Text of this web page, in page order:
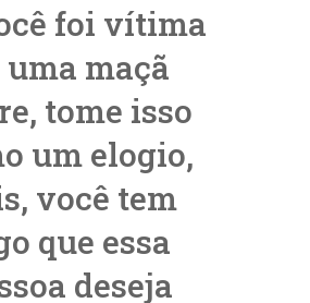
foi vítima
uma maçã
tome isso
um elogio,
você tem
que essa
deseja